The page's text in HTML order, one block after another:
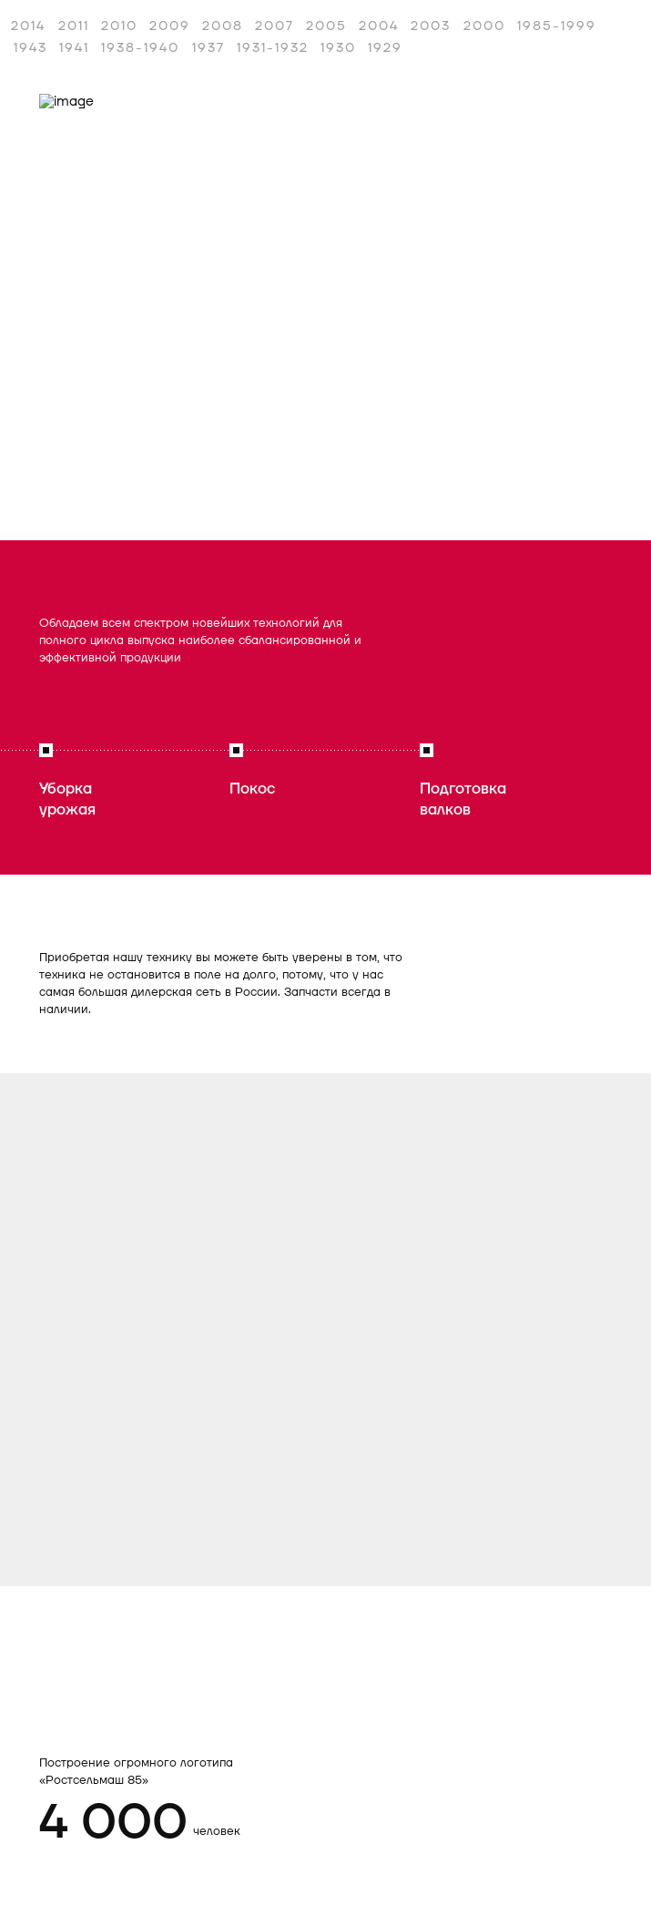
2014 2011 2010 2009 2008 2007 2005 2004 2003 2000
1985-1999
1943 1941 1938-1940 1937 1931-1932 1930 1929
Обладаем всем спектром новейших технологий для
полного цикла выпуска наиболее сбалансированной и
эффективной продукции
Уборка
урожая
Покос
Подготовка
валков
Приобретая нашу технику вы можете быть уверены в том, что
техника не остановится в поле на долго, потому, что у нас
самая большая дилерская сеть в России. Запчасти всегда в
наличии.
Построение огромного логотипа
«Ростсельмаш 85»
4 000 человек